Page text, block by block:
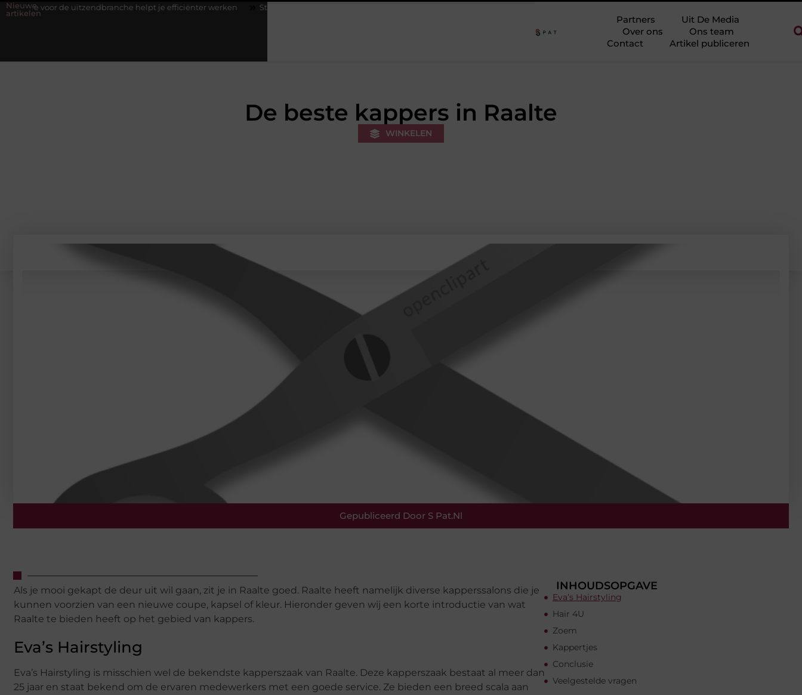
Nieuwe
artikelen
helpt je efficiënter werken Stijlvolle heren sneakers voor een sportieve lifestyle
Partners
Uit De Media
Over ons
Ons team
Contact
Artikel publiceren
De beste kappers in Raalte
WINKELEN
Gepubliceerd Door S Pat.nl
Als je mooi gekapt de deur uit wil gaan, zit je in Raalte goed. Raalte heeft namelijk diverse kapperssalons die je
kunnen voorzien van een nieuwe coupe, kapsel of kleur. Hieronder geven wij een korte introductie van wat
Raalte te bieden heeft op het gebied van kappers.
Eva’s Hairstyling
Eva’s Hairstyling is misschien wel de bekendste kapperszaak van Raalte. Deze kapperszaak bestaat al meer dan
25 jaar en staat bekend om de ervaren medewerkers met een goede service. Ze bieden een breed scala aan
INHOUDSOPGAVE
Eva’s Hairstyling
Hair 4U
Zoem
Kappertjes
Conclusie
Veelgestelde vragen